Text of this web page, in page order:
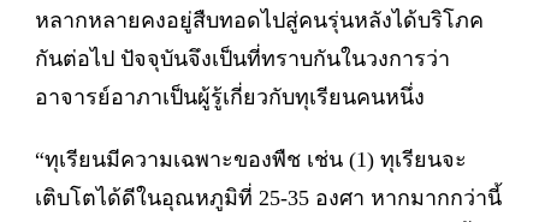
หลากหลายคงอยู่สืบทอดไปสู่คนรุ่นหลังได้บริโภค
กันต่อไป ปัจจุบันจึงเป็นที่ทราบกันในวงการว่า
อาจารย์อาภาเป็นผู้รู้เกี่ยวกับทุเรียนคนหนึ่ง
“ทุเรียนมีความเฉพาะของพืช เช่น (1) ทุเรียนจะ
เติบโตได้ดีในอุณหภูมิที่ 25-35 องศา หากมากกว่านี้